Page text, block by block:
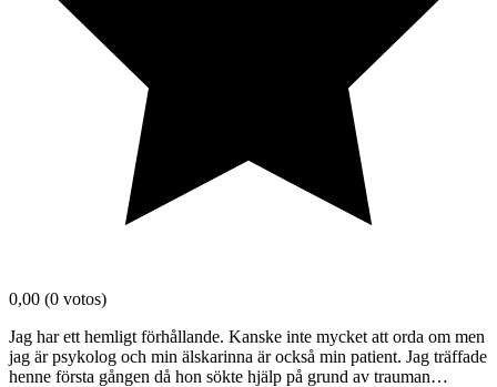
0,00 (0 votos)
Jag har ett hemligt förhållande. Kanske inte mycket att orda om men
jag är psykolog och min älskarinna är också min patient. Jag träffade
henne första gången då hon sökte hjälp på grund av trauman…